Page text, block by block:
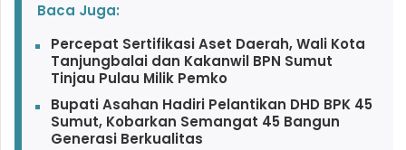
Baca Juga:
Percepat Sertifikasi Aset Daerah, Wali Kota
Tanjungbalai dan Kakanwil BPN Sumut
Tinjau Pulau Milik Pemko
Bupati Asahan Hadiri Pelantikan DHD BPK 45
Sumut, Kobarkan Semangat 45 Bangun
Generasi Berkualitas